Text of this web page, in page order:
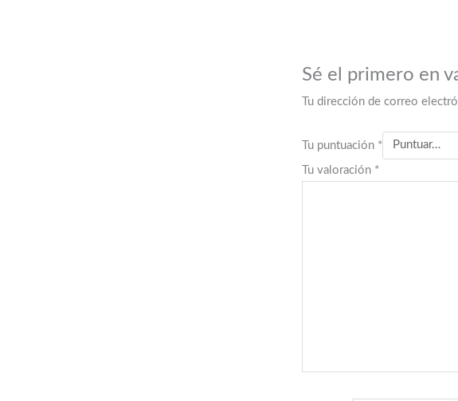
Sé el primero en
Tu dirección de correo
Tu puntuación *
Tu valoración *